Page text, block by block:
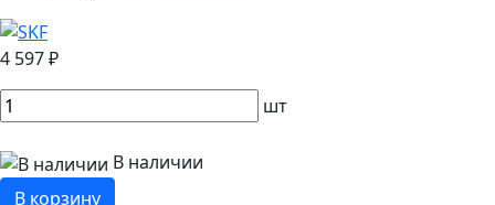
4 597 ₽
шт
В наличии
В корзину